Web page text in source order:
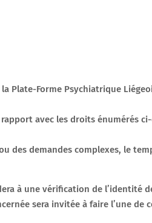
Plate-Forme Psychiatrique
avec les droits énumérés
des demandes complexes, le
à une vérification de l’identité
sera invitée à faire l’une de